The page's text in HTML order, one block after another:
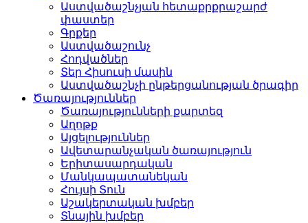
Աստվածաշնչյան հետաքրքրաշարժ
փաստեր
Գրքեր
Աստվածաշունչ
Հոդվածներ
Տեր Հիսուսի մասին
Աստվածաշնչի ընթերցանության ծրագիր
Ծառայություններ
Ծառայությունների քարտեզ
Աղոթք
Այցելություններ
Ավետարանչական ծառայություն
Երիտասարդական
Մանկապատանեկան
Հույսի Տուն
Աշակերտական խմբեր
Տնային խմբեր